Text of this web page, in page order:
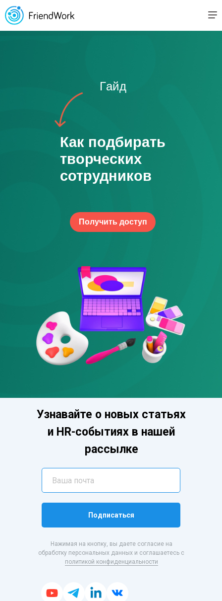
Гайд
Получить доступ
Как подбирать
творческих
сотрудников
Подписаться
Нажимая на кнопку, вы даете согласие на
обработку персональных данных и соглашаетесь с
политикой конфиденциальности
Узнавайте о новых статьях
и HR-событиях в нашей
рассылке